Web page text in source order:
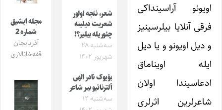
اویونو آراسینداکی
فرقی آنلایا بیلرسینیز
و دیل اویونو و یا دیل
ایله اویناماق
ادعاسیندا اولان
شاعرلرین اثرلری
شعر، نئجه اولور
شعریت دیلینه
چئوریله‌ بیلیر؟!
سه‌شنبه ۲۸
شهریور ۱۴۰۲
بؤیوک نادر الهی
آلترناتیو بیر شاعر
سه‌شنبه ۱۴
مجله ایشیق
شماره 2
آذربایجان
قفه‌خانالاری